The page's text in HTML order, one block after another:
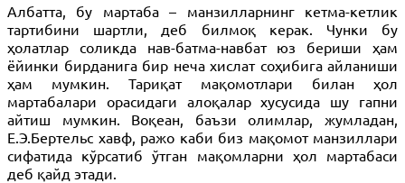
Албатта, бу мартаба – манзилларнинг кетма-кетлик
тартибини шартли, деб билмоқ керак. Чунки бу
ҳолатлар соликда нав-батма-навбат юз бериши ҳам
ёйинки бирданига бир неча хислат соҳибига айланиши
ҳам мумкин. Тариқат мақомотлари билан ҳол
мартабалари орасидаги алоқалар хусусида шу гапни
айтиш мумкин. Воқеан, баъзи олимлар, жумладан,
Е.Э.Бертельс хавф, ражо каби биз мақомот манзиллари
сифатида кўрсатиб ўтган мақомларни ҳол мартабаси
деб қайд этади.